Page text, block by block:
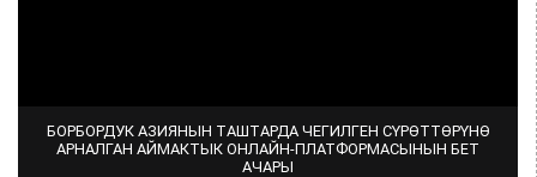
БОРБОРДУК АЗИЯНЫН ТАШТАРДА ЧЕГИЛГЕН СҮРӨТТӨРҮНӨ
АРНАЛГАН АЙМАКТЫК ОНЛАЙН-ПЛАТФОРМАСЫНЫН БЕТ
АЧАРЫ